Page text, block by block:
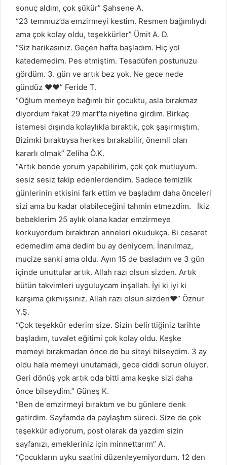
sonuç aldım, çok şükür” Şahsene A.
“23 temmuz’da emzirmeyi kestim. Resmen bağımlıydı
ama çok kolay oldu, teşekkürler” Ümit A. D.
“Siz harikasınız. Geçen hafta başladım. Hiç yol
katedemedim. Pes etmiştim. Tesadüfen postunuzu
gördüm. 3. gün ve artık bez yok. Ne gece nede
gündüz ❤️❤️” Feride T.
“Oğlum memeye bağımlı bir çocuktu, asla bırakmaz
diyordum fakat 29 mart’ta niyetine girdim. Birkaç
istemesi dışında kolaylıkla bıraktık, çok şaşırmıştım.
Bizimki bıraktıysa herkes bırakabilir, önemli olan
kararlı olmak” Zeliha Ö.K.
“Artık bende yorum yapabilirim, çok çok mutluyum.
sesiz sesiz takip edenlerdendim. Sadece temizlik
günlerinin etkisini fark ettim ve başladım daha önceleri
sizi ama bu kadar olabileceğini tahmin etmezdim. İkiz
bebeklerim 25 aylık olana kadar emzirmeye
korkuyordum bıraktıran anneleri okudukça. Bi cesaret
edemedim ama dedim bu ay deniycem. İnanılmaz,
mucize sanki ama oldu. Ayın 15 de basladım ve 3 gün
içinde unuttular artık. Allah razı olsun sizden. Artık
bütün takvimleri uyguluycam inşallah. İyi ki iyi ki
karşıma çıkmışsınız. Allah razı olsun sizden❤️” Öznur
Y.Ş.
“Çok teşekkür ederim size. Sizin belirttiğiniz tarihte
başladım, tuvalet eğitimi çok kolay oldu. Keşke
memeyi bırakmadan önce de bu siteyi bilseydim. 3 ay
oldu hala memeyi unutamadı, gece ciddi sorun oluyor.
Geri dönüş yok artık oda bitti ama keşke sizi daha
önce bilseydim.” Güneş K.
“Ben de emzirmeyi bıraktım ve bu günlere denk
getirdim. Sayfamda da paylaştım süreci. Size de çok
teşekkür ediyorum, post olarak da yazdım sizin
sayfanızı, emekleriniz için minnettarım” A.
“Çocukların uyku saatini düzenleyemiyordum. 12 den